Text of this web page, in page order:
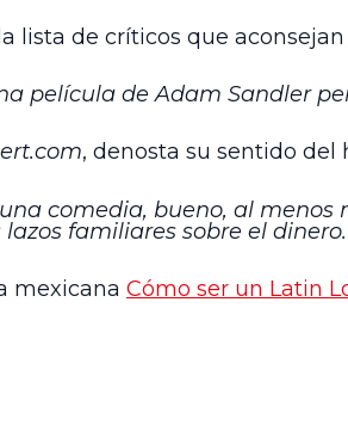
lista de críticos que
película de Adam Sandler
, denosta su sentido del
comedia, bueno, al
familiares sobre el dinero.
mexicana Cómo ser un Latin